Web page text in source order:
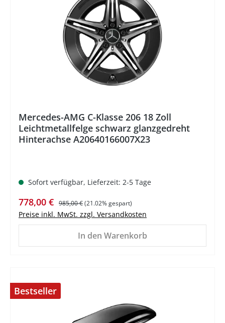
Mercedes-AMG C-Klasse 206 18 Zoll
Leichtmetallfelge schwarz glanzgedreht
Hinterachse A20640166007X23
Sofort verfügbar, Lieferzeit: 2-5 Tage
Verkaufspreis:
778,00 € Regulärer Preis:
985,00 €(21.02% gespart)
Preise inkl. MwSt. zzgl. Versandkosten
In den Warenkorb
Bestseller